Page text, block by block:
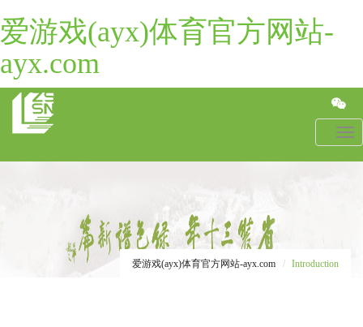
爱游戏(ayx)体育官方网站-
ayx.com
爱游戏(ayx)体育官方网站-ayx.com Introduction